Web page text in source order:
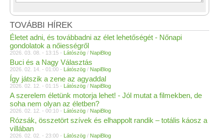
TOVÁBBI HÍREK
Életet adni, és továbbadni az élet lehetőségét - Nőnapi
gondolatok a nőiességről
2026. 03. 08. - 13:15 - Látószög / NapiBlog
Buci és a Nagy Választás
2026. 02. 14. - 01:00 - Látószög / NapiBlog
Így játszik a zene az agyaddal
2026. 02. 12. - 01:15 - Látószög / NapiBlog
A szerelem életünk motorja lehet! - Jól mutat a filmekben, de
soha nem olyan az életben?
2026. 02. 12. - 00:10 - Látószög / NapiBlog
Rózsák, összetört szívek és elhappolt randik – totális káosz a
villában
2026. 02. 02. - 23:00 - Látószög / NapiBlog